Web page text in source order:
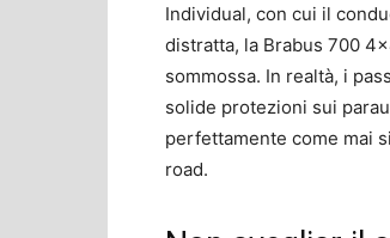
Individual, con cui il
distratta, la Brabus 700
sommossa. In realtà, i
solide protezioni sui
perfettamente come mai
road.